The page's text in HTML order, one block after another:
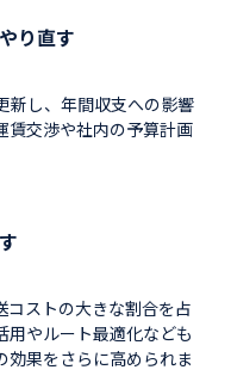
り直す
新し、年間収支への影響
賃交渉や社内の予算計画
コストの大きな割合を占
用やルート最適化なども
効果をさらに高められま